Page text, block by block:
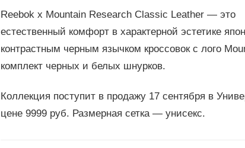
Reebok x Mountain Research Classic Leather — это
естественный комфорт в характерной эстетике
контрастным черным язычком кроссовок c лого
комплект черных и белых шнурков.
Коллекция поступит в продажу 17 сентября в
цене 9999 руб. Размерная сетка — унисекс.